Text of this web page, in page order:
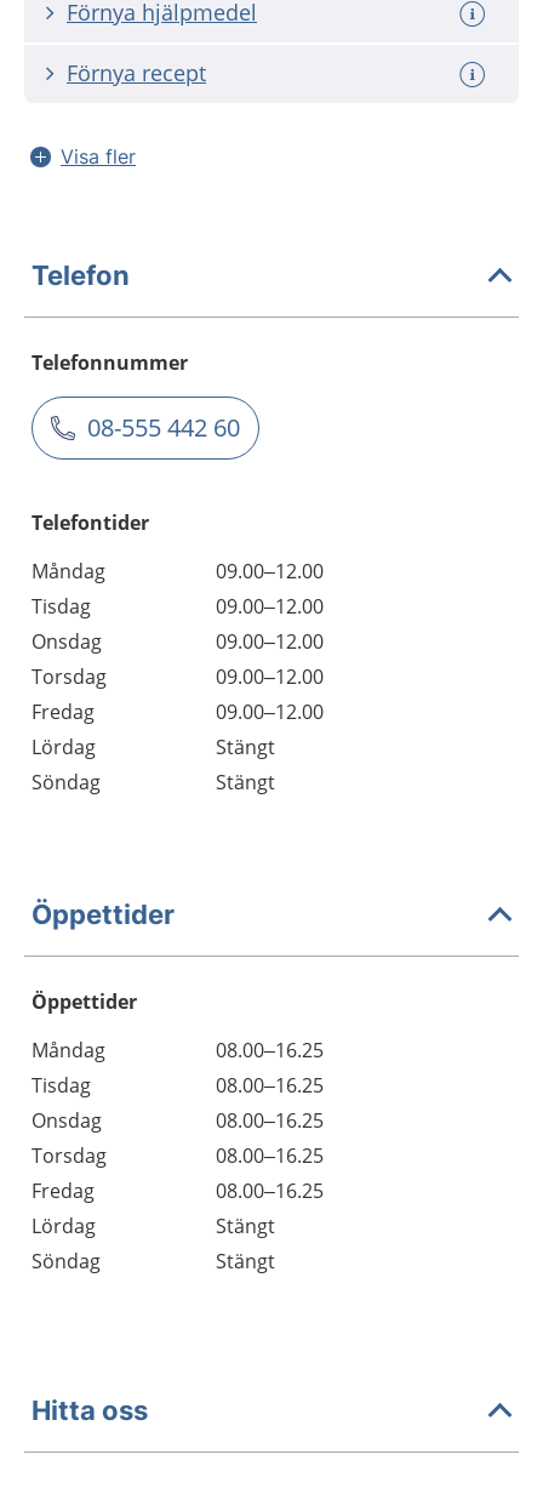
Förnya hjälpmedel
Förnya recept
Visa fler
Telefon
Telefonnummer
08-555 442 60
Telefontider
Måndag
09.00–12.00
Tisdag
09.00–12.00
Onsdag
09.00–12.00
Torsdag
09.00–12.00
Fredag
09.00–12.00
Lördag
Stängt
Söndag
Stängt
Öppettider
Öppettider
Dag
Öppettider
Kommentarer
Måndag
08.00–16.25
Tisdag
08.00–16.25
Onsdag
08.00–16.25
Torsdag
08.00–16.25
Fredag
08.00–16.25
Lördag
Stängt
Söndag
Stängt
Hitta oss